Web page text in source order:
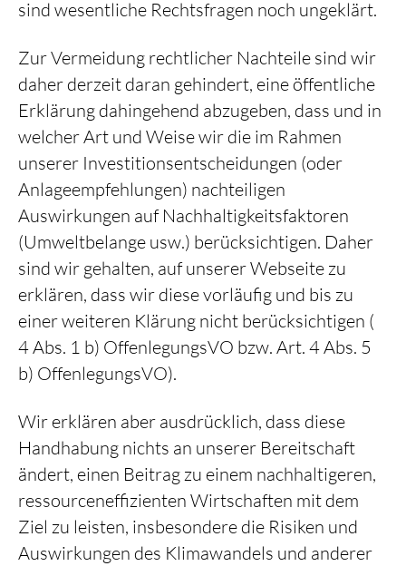
sind wesentliche Rechtsfragen noch ungeklärt.
Zur Vermeidung rechtlicher Nachteile sind wir
daher derzeit daran gehindert, eine öffentliche
Erklärung dahingehend abzugeben, dass und in
welcher Art und Weise wir die im Rahmen
unserer Investitionsentscheidungen (oder
Anlageempfehlungen) nachteiligen
Auswirkungen auf Nachhaltigkeitsfaktoren
(Umweltbelange usw.) berücksichtigen. Daher
sind wir gehalten, auf unserer Webseite zu
erklären, dass wir diese vorläufig und bis zu
einer weiteren Klärung nicht berücksichtigen (
4 Abs. 1 b) OffenlegungsVO bzw. Art. 4 Abs. 5
b) OffenlegungsVO).
Wir erklären aber ausdrücklich, dass diese
Handhabung nichts an unserer Bereitschaft
ändert, einen Beitrag zu einem nachhaltigeren,
ressourceneffizienten Wirtschaften mit dem
Ziel zu leisten, insbesondere die Risiken und
Auswirkungen des Klimawandels und anderer